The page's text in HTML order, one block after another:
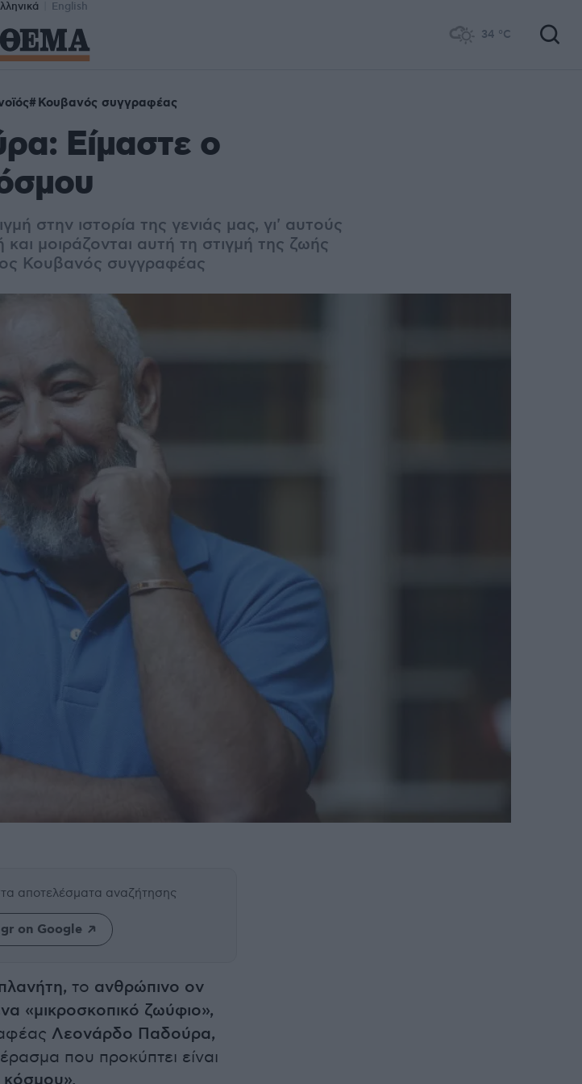
English
34 °C
Κουβανός συγγραφέας
Είμαστε ο
στην ιστορία της γενιάς μας, γι' αυτούς
μοιράζονται αυτή τη στιγμή της ζωής
Κουβανός συγγραφέας
αποτελέσματα αναζήτησης
on Google
το ανθρώπινο ον
«μικροσκοπικό ζωύφιο»,
Λεονάρδο Παδούρα,
που προκύπτει είναι